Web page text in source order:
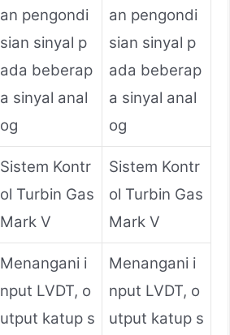
an pengondi
sian sinyal p
ada beberap
a sinyal anal
og
an pengondi
sian sinyal p
ada beberap
a sinyal anal
og
Sistem Kontr
ol Turbin Gas
Mark V
Sistem Kontr
ol Turbin Gas
Mark V
Menangani i
nput LVDT, o
utput katup s
Menangani i
nput LVDT, o
utput katup s